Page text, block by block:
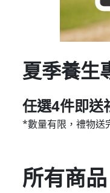
夏季養生
任選4件即送
*數量有限，禮物送
所有商品